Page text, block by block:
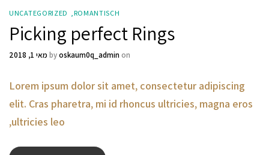
ROMANTISCH
UNCATEGORIZED
Picking perfect Rings
byoskaum0q_admin on מאי 1, 2018
Lorem ipsum dolor sit amet, consectetur adipiscing
elit. Cras pharetra, mi id rhoncus ultricies, magna eros
ultricies leo,